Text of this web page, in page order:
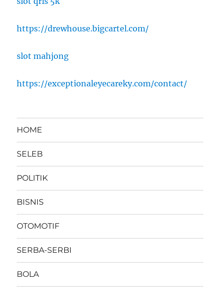
https://drewhouse.bigcartel.com/
slot mahjong
https://exceptionaleyecareky.com/contact/
HOME
SELEB
POLITIK
BISNIS
OTOMOTIF
SERBA-SERBI
BOLA